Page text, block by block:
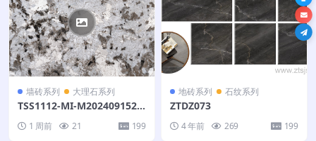
墙砖系列 大理石系列
TSS1112-MI-M202409152S
X3031 周前 21 199
地砖系列 石纹系列
ZTDZ073
4 年前 269 199